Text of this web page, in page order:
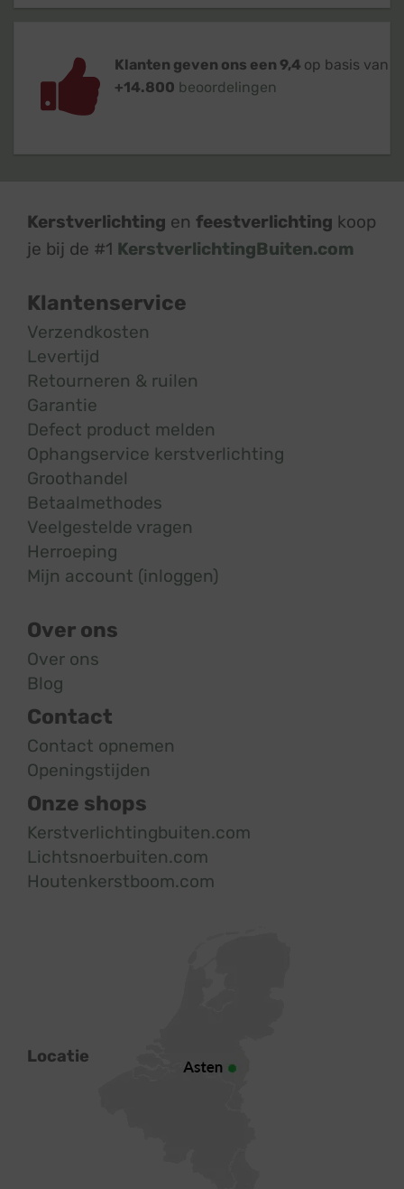
Klanten geven ons een 9,4 op basis van
+14.800 beoordelingen
Kerstverlichting en feestverlichting koop
je bij de #1 KerstverlichtingBuiten.com
Klantenservice
Verzendkosten
Levertijd
Retourneren & ruilen
Garantie
Defect product melden
Ophangservice kerstverlichting
Groothandel
Betaalmethodes
Veelgestelde vragen
Herroeping
Mijn account (inloggen)
Over ons
Over ons
Blog
Contact
Contact opnemen
Openingstijden
Onze shops
Kerstverlichtingbuiten.com
Lichtsnoerbuiten.com
Houtenkerstboom.com
Locatie